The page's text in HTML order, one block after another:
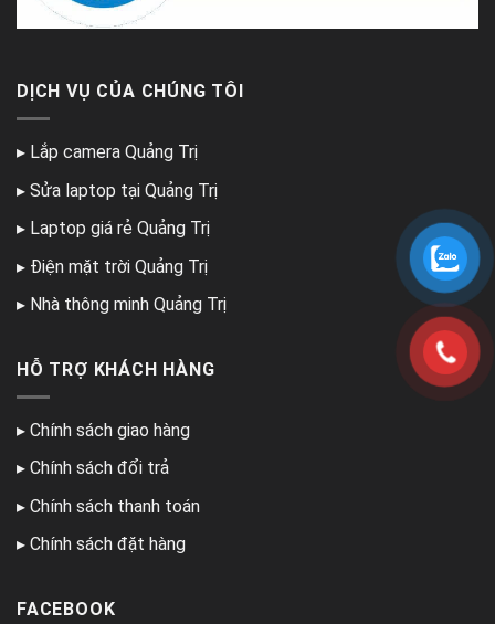
DỊCH VỤ CỦA CHÚNG TÔI
▸ Lắp camera Quảng Trị
▸ Sửa laptop tại Quảng Trị
▸ Laptop giá rẻ Quảng Trị
▸ Điện mặt trời Quảng Trị
▸ Nhà thông minh Quảng Trị
HỖ TRỢ KHÁCH HÀNG
▸ Chính sách giao hàng
▸ Chính sách đổi trả
▸ Chính sách thanh toán
▸ Chính sách đặt hàng
FACEBOOK